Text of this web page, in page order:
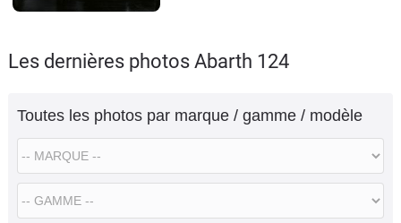
Services
Forum
Les dernières photos Abarth 124
Toutes les photos par marque / gamme / modèle